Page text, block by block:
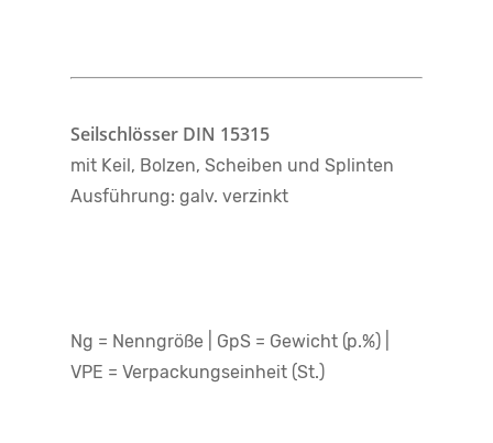
Seilschlösser DIN 15315
mit Keil, Bolzen, Scheiben und Splinten
Ausführung: galv. verzinkt
Ng = Nenngröße | GpS = Gewicht (p.%) |
VPE = Verpackungseinheit (St.)